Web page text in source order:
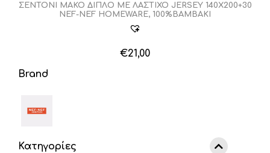
ΣΕΝΤΟΝΙ ΜΑΚΟ ΔΙΠΛΟ ΜΕ ΛΑΣΤΙΧΟ JERSEY 140X200+30
NEF-NEF HOMEWARE, 100%ΒΑΜΒΑΚΙ
€21,00
Brand
Κατηγορίες